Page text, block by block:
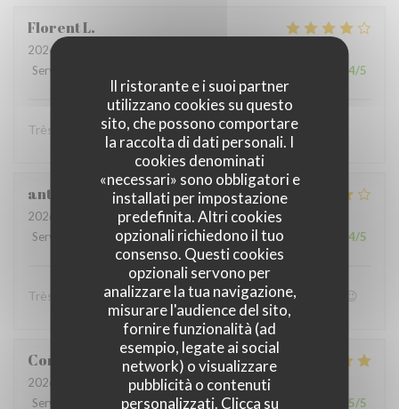
Il ristorante e i suoi partner
utilizzano cookies su questo
sito, che possono comportare
la raccolta di dati personali. I
cookies denominati
«necessari» sono obbligatori e
installati per impostazione
predefinita. Altri cookies
opzionali richiedono il tuo
consenso. Questi cookies
opzionali servono per
analizzare la tua navigazione,
misurare l'audience del sito,
fornire funzionalità (ad
esempio, legate ai social
network) o visualizzare
pubblicità o contenuti
personalizzati. Clicca su
FlorentL
2026-07-11
Servizio
4/5
Très convivial , ont mange très bien :)
anthony
2026-07-05
- 19:00 - Ospiti 4
Servizio
Atmosfera: 4 /5 Cucina:5/5 Qualità / Prezzo 4/5
Très bon accueil et patron super sympa Personnel au top😉
Coralie
2026-07-05
- 12:15 - Ospiti 4
Servizio
Atmosfera: 5 /5 Cucina: 5/5 Qualità / Prezzo 5/5